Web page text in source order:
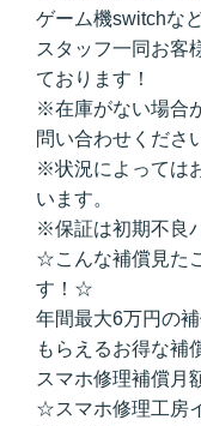
ゲーム機switchな
スタッフ一同お客
ております！
※在庫がない場合
問い合わせくださ
※状況によっては
います。
※保証は初期不良
☆こんな補償見た
す！☆
年間最大6万円の
もらえるお得な補
スマホ修理補償月
☆スマホ修理工房